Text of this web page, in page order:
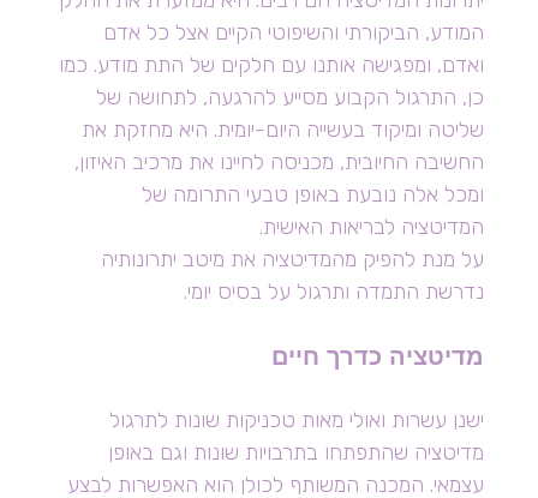
המודע, הביקורתי והשיפוטי הקיים אצל כל אדם
ואדם, ומפגישה אותנו עם חלקים של התת מודע. כמו
כן, התרגול הקבוע מסייע להרגעה, לתחושה של
שליטה ומיקוד בעשייה היום-יומית. היא מחזקת את
החשיבה החיובית, מכניסה לחיינו את מרכיב האיזון,
ומכל אלה נובעת באופן טבעי התרומה של
המדיטציה לבריאות האישית.
על מנת להפיק מהמדיטציה את מיטב יתרונותיה
נדרשת התמדה ותרגול על בסיס יומי.
מדיטציה כדרך חיים
ישנן עשרות ואולי מאות טכניקות שונות לתרגול
מדיטציה שהתפתחו בתרבויות שונות וגם באופן
עצמאי. המכנה המשותף לכולן הוא האפשרות לבצע